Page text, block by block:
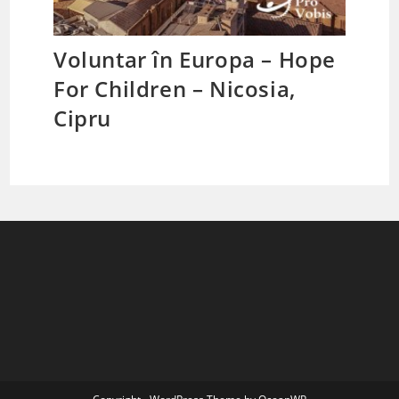
Voluntar în Europa – Hope
For Children – Nicosia,
Cipru